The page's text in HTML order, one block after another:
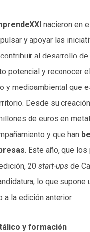
nacieron en
y apoyar las
al desarrollo de
potencial y reconocer
y medioambiental que
Desde su
de euros en
y que han
. Este año, que los
20start-upsde
lo que supone
a la edición anterior.
y formación